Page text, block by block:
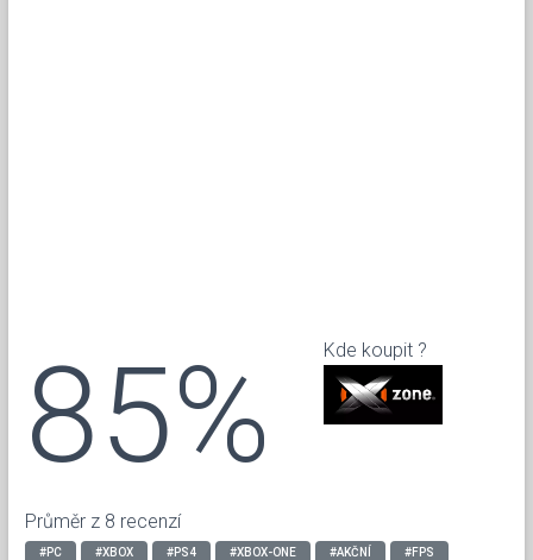
85%
Průměr z 8 recenzí
Kde koupit ?
#PC #XBOX #PS4 #XBOX-ONE #AKČNÍ #FPS